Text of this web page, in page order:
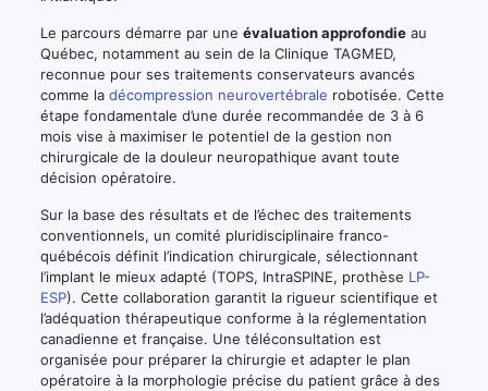
Le parcours démarre par une évaluation approfondieau
Québec, notamment au sein de la Clinique TAGMED,
reconnue pour ses traitements conservateurs avancés
comme la décompression neurovertébrale robotisée. Cette
étape fondamentale d’une durée recommandée de 3 à 6
mois vise à maximiser le potentiel de la gestion non
chirurgicale de la douleur neuropathique avant toute
décision opératoire.
Sur la base des résultats et de l’échec des traitements
conventionnels, un comité pluridisciplinaire franco-
québécois définit l’indication chirurgicale, sélectionnant
l’implant le mieux adapté (TOPS, IntraSPINE, prothèse LP-
ESP). Cette collaboration garantit la rigueur scientifique et
l’adéquation thérapeutique conforme à la réglementation
canadienne et française. Une téléconsultation est
organisée pour préparer la chirurgie et adapter le plan
opératoire à la morphologie précise du patient grâce à des